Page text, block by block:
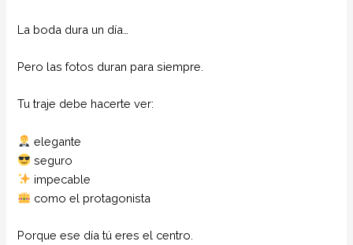
La boda dura un día…
Pero las fotos duran para siempre.
Tu traje debe hacerte ver:
elegante
seguro
impecable
como el protagonista
Porque ese día tú eres el centro.